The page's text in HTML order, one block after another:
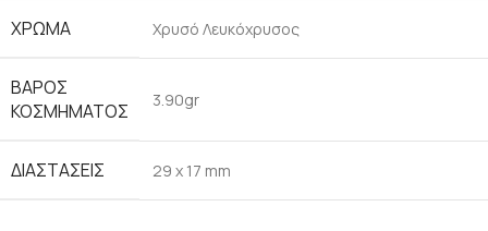
ΧΡΩΜΑ Χρυσό Λευκόχρυσος
ΒΑΡΟΣ
ΚΟΣΜΗΜΑΤΟΣ
3.90gr
ΔΙΑΣΤΑΣΕΙΣ 29 x 17 mm